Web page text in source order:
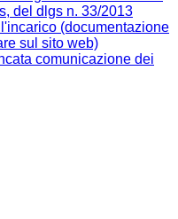
del dlgs n. 33/2013
(documentazione
sul sito web)
comunicazione dei